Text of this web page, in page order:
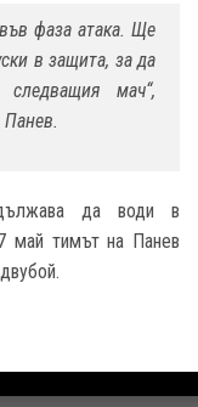
фаза атака. Ще
в защита, за да
мач“,
да води в
май тимът на Панев